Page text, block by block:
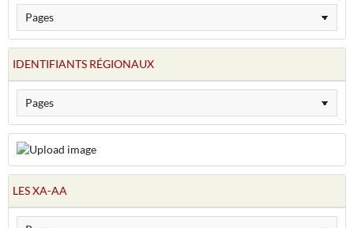
IDENTIFIANTS RÉGIONAUX
LES XA-AA